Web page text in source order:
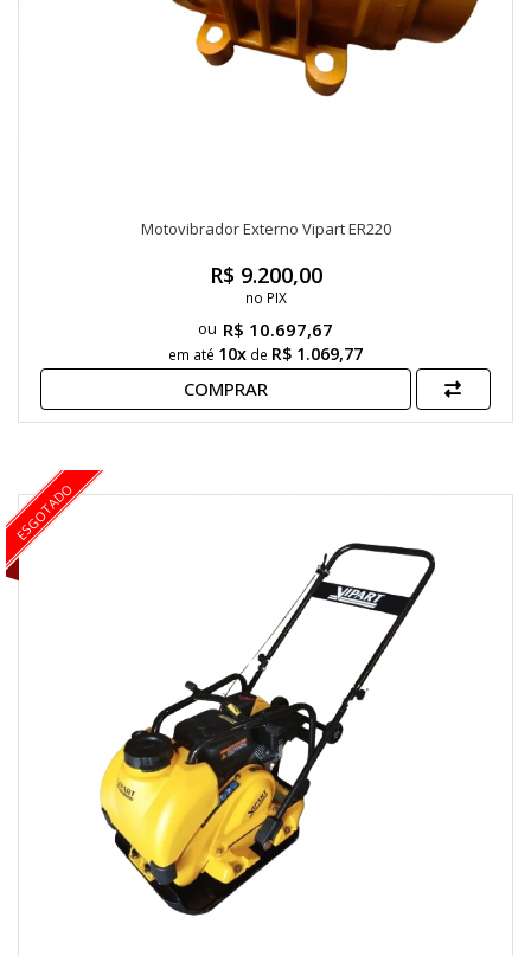
Motovibrador Externo Vipart ER220
R$ 10.697,67
em até 10x de R$ 1.069,77
R$ 9.200,00
no PIX
COMPRAR
ESGOTADO